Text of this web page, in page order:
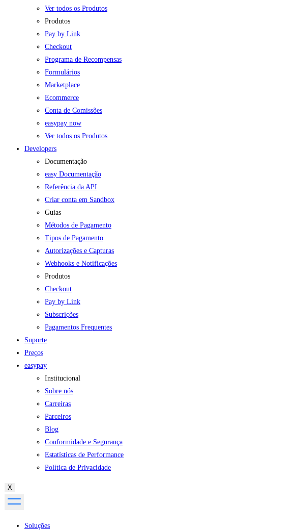
Ver todos os Produtos
Produtos
Pay by Link
Checkout
Programa de Recompensas
Formulários
Marketplace
Ecommerce
Conta de Comissões
easypay now
Ver todos os Produtos
Developers
Documentação
easy Documentação
Referência da API
Criar conta em Sandbox
Guias
Métodos de Pagamento
Tipos de Pagamento
Autorizações e Capturas
Webhooks e Notificações
Produtos
Checkout
Pay by Link
Subscrições
Pagamentos Frequentes
Suporte
Preços
easypay
Institucional
Sobre nós
Carreiras
Parceiros
Blog
Conformidade e Segurança
Estatísticas de Performance
Política de Privacidade
X
Soluções